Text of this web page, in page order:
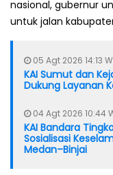
nasional, gubernur
untuk jalan
05 Agt 2026 14:13
KAI Sumut dan
Dukung Layanan
04 Agt 2026 10:44
KAI Bandara
Sosialisasi
Medan–Binjai